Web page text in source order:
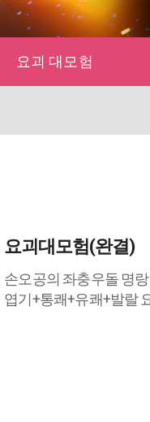
요괴 대모험
요괴대모험(완결)
손오공의 좌충우돌 명
엽기+통쾌+유쾌+발랄